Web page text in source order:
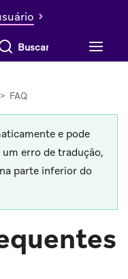
tudo
> FAQ
e pode
erro de tradução,
parte inferior do